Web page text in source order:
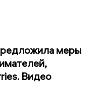
меры
Видео